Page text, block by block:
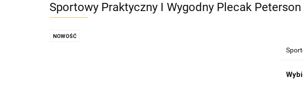
Sportowy Praktyczny I Wygodny Plecak
NOWOŚĆ